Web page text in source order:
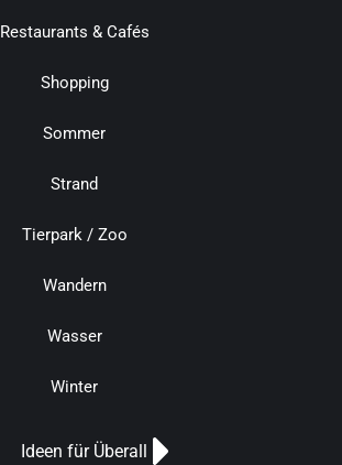
Restaurants & Cafés
Shopping
Sommer
Strand
Tierpark / Zoo
Wandern
Wasser
Winter
Ideen für Überall